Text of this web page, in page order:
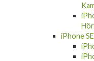
iPhone